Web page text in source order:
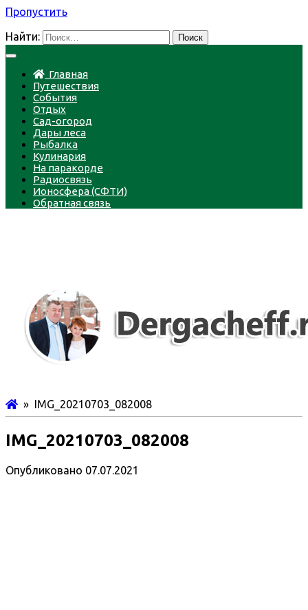
Пропустить
Найти:
Главная
Путешествия
События
Отдых
Сад-огород
Дары леса
Рыбалка
Кулинария
На паракорде
Радиосвязь
Ионосфера (СФТИ)
Обратная связь
» IMG_20210703_082008
IMG_20210703_082008
Опубликовано 07.07.2021